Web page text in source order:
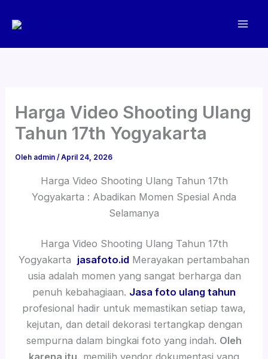
Harga Video Shooting Ulang
Tahun 17th Yogyakarta
Oleh admin/April 24, 2026
Harga Video Shooting Ulang Tahun 17th
Yogyakarta : Abadikan Momen Spesial Anda
Selamanya
Harga Video Shooting Ulang Tahun 17th
Yogyakarta jasafoto.id Merayakan pertambahan
usia adalah momen yang sangat berharga dan
penuh kebahagiaan. Jasa foto ulang tahun
profesional hadir untuk memastikan setiap tawa,
kejutan, dan detail dekorasi tertangkap dengan
sempurna dalam bingkai foto yang indah. Oleh